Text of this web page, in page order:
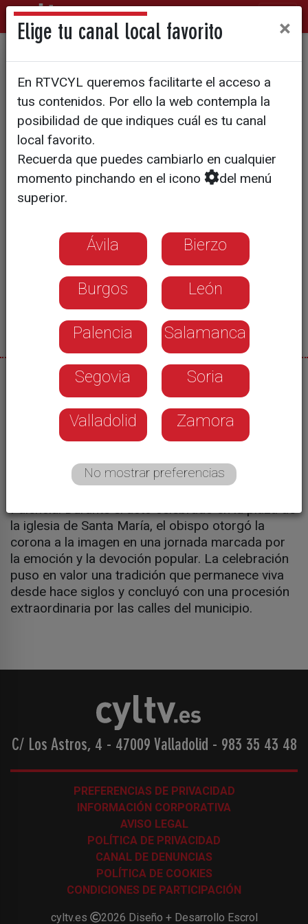
Día histórico en Villamuriel:
la Virgen del Milagro ya luce
su corona
08/08/2026
Villamuriel de Cerrato ha vivido uno de los
acontecimientos más destacados de su historia
reciente con la coronación canónica de la Virgen
del Milagro. La ceremonia, concedida por el
Vaticano, reunió a cientos de fieles y cofradías
Palencia. Durante el acto celebrado en la plaza de
la iglesia de Santa María, el obispo otorgó la
corona a la imagen en una jornada marcada por
la emoción y la devoción popular. La celebración
puso en valor una tradición que permanece viva
desde hace siglos y concluyó con una procesión
extraordinaria por las calles del municipio.
C/ Los Astros, 4 - 47009 Valladolid - 983 35 43 48
PREFERENCIAS DE PRIVACIDAD
INFORMACIÓN CORPORATIVA
AVISO LEGAL
POLÍTICA DE PRIVACIDAD
CANAL DE DENUNCIAS
POLÍTICA DE COOKIES
CONDICIONES DE PARTICIPACIÓN
cyltv.es 2026 Diseño + Desarrollo Escrol
Elige tu canal local favorito ×
En RTVCYL queremos facilitarte el acceso a
tus contenidos. Por ello la web contempla la
posibilidad de que indiques cuál es tu canal
local favorito.
Recuerda que puedes cambiarlo en cualquier
momento pinchando en el icono
del menú
superior.
Ávila Bierzo
Burgos León
Palencia Salamanca
Segovia Soria
Valladolid Zamora
No mostrar preferencias